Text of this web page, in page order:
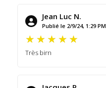
Jean Luc N.
Publié le 2/9/24, 1:29 PM
Très birn